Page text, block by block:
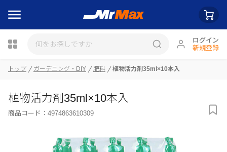
ログイン
新規登録
瓶詰
トップ ガーデニング・DIY 肥料 植物活力剤35ml×10本入
植物活力剤35ml×10本入
商品コード： 4974863610309